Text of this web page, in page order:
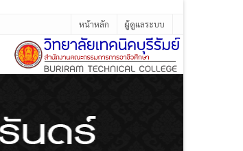
หน้าหลัก ผู้ดูแลระบบ